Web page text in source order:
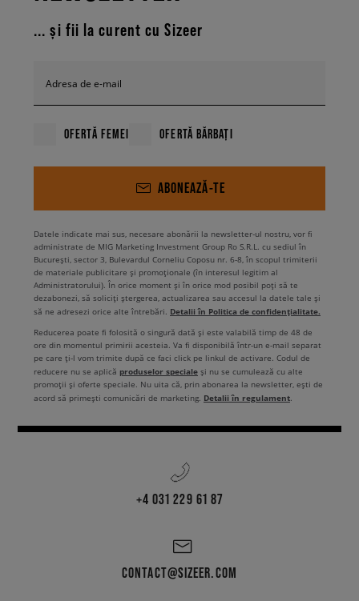
... și fii la curent cu Sizeer
Adresa de e-mail
OFERTĂ FEMEI OFERTĂ BĂRBAȚI
ABONEAZĂ-TE
Datele indicate mai sus, necesare abonării la newsletter-ul nostru, vor fi
administrate de MIG Marketing Investment Group Ro S.R.L. cu sediul în
București, sector 3, Bulevardul Corneliu Coposu nr. 6-8, în scopul trimiterii
de materiale publicitare și promoționale (în interesul legitim al
Administratorului). În orice moment și în orice mod posibil poți să te
dezabonezi, să soliciți ștergerea, actualizarea sau accesul la datele tale și
să ne adresezi orice alte întrebări. Detalii în Politica de confidențialitate.
Reducerea poate fi folosită o singură dată și este valabilă timp de 48 de
ore din momentul primirii acesteia. Va fi disponibilă într-un e-mail separat
pe care ți-l vom trimite după ce faci click pe linkul de activare. Codul de
reducere nu se aplică produselor speciale și nu se cumulează cu alte
promoții și oferte speciale. Nu uita că, prin abonarea la newsletter, ești de
acord să primești comunicări de marketing. Detalii în regulament
+4 031 229 61 87
CONTACT@SIZEER.COM